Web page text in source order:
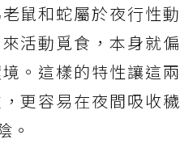
鼠和蛇屬於夜行性動
活動覓食，本身就偏
。這樣的特性讓這兩
更容易在夜間吸收穢
。